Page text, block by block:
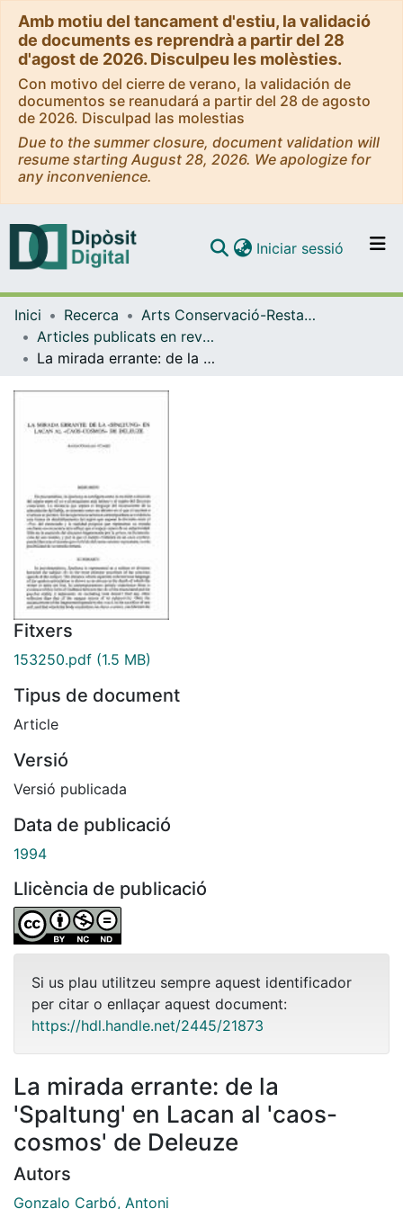
Amb motiu del tancament d'estiu, la validació
de documents es reprendrà a partir del 28
d'agost de 2026. Disculpeu les molèsties.
Con motivo del cierre de verano, la validación de
documentos se reanudará a partir del 28 de agosto
de 2026. Disculpad las molestias
Due to the summer closure, document validation will
resume starting August 28, 2026. We apologize for
any inconvenience.
Navega per tot el DD
Iniciar sessió (current)
Inici Recerca
Arts Conservació-Restauració
Articles publicats en revistes (Arts Conservació-Restauració)
La mirada errante: de la 'Spaltung' en Lacan al 'caos-cosmos' de Deleuze
Fitxers
153250.pdf (1.5 MB)
Tipus de document
Article
Versió
Versió publicada
Data de publicació
1994
Llicència de publicació
Si us plau utilitzeu sempre aquest identificador
per citar o enllaçar aquest document:
https://hdl.handle.net/2445/21873
La mirada errante: de la
'Spaltung' en Lacan al 'caos-
cosmos' de Deleuze
Autors
Gonzalo Carbó, Antoni